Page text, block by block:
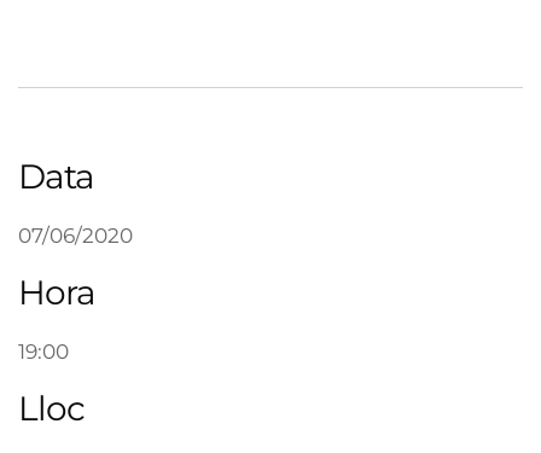
Data
07/06/2020
Hora
19:00
Lloc